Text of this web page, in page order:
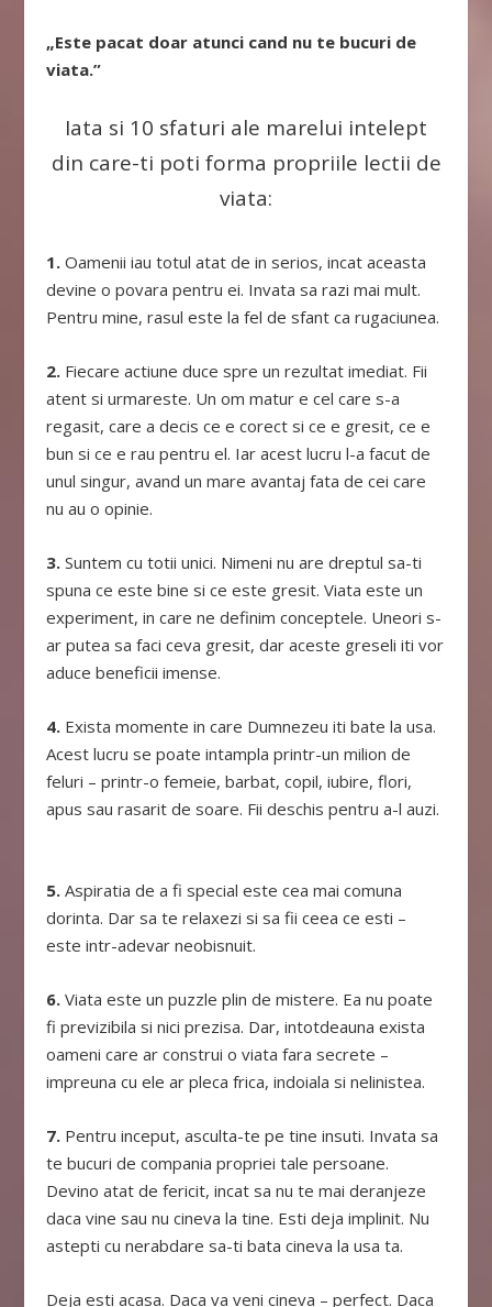
„Este pacat doar atunci cand nu te bucuri de
viata.”
Iata si 10 sfaturi ale marelui intelept
din care-ti poti forma propriile lectii de
viata:
1. Oamenii iau totul atat de in serios, incat aceasta
devine o povara pentru ei. Invata sa razi mai mult.
Pentru mine, rasul este la fel de sfant ca rugaciunea.
2. Fiecare actiune duce spre un rezultat imediat. Fii
atent si urmareste. Un om matur e cel care s-a
regasit, care a decis ce e corect si ce e gresit, ce e
bun si ce e rau pentru el. Iar acest lucru l-a facut de
unul singur, avand un mare avantaj fata de cei care
nu au o opinie.
3.Suntem cu totii unici. Nimeni nu are dreptul sa-ti
spuna ce este bine si ce este gresit. Viata este un
experiment, in care ne definim conceptele. Uneori s-
ar putea sa faci ceva gresit, dar aceste greseli iti vor
aduce beneficii imense.
4. Exista momente in care Dumnezeu iti bate la usa.
Acest lucru se poate intampla printr-un milion de
feluri – printr-o femeie, barbat, copil, iubire, flori,
apus sau rasarit de soare. Fii deschis pentru a-l auzi.
5.Aspiratia de a fi special este cea mai comuna
dorinta. Dar sa te relaxezi si sa fii ceea ce esti –
este intr-adevar neobisnuit.
6. Viata este un puzzle plin de mistere. Ea nu poate
fi previzibila si nici prezisa. Dar, intotdeauna exista
oameni care ar construi o viata fara secrete –
impreuna cu ele ar pleca frica, indoiala si nelinistea.
7. Pentru inceput, asculta-te pe tine insuti. Invata sa
te bucuri de compania propriei tale persoane.
Devino atat de fericit, incat sa nu te mai deranjeze
daca vine sau nu cineva la tine. Esti deja implinit. Nu
astepti cu nerabdare sa-ti bata cineva la usa ta.
Deja esti acasa. Daca va veni cineva – perfect. Daca